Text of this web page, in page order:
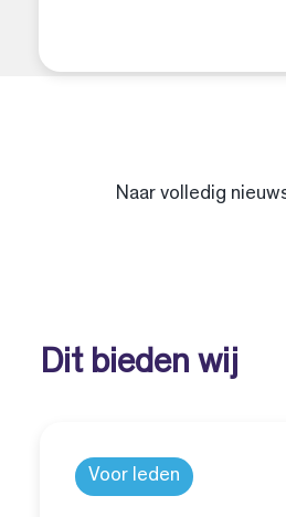
Naar volledig
Dit bieden wij
Voor leden